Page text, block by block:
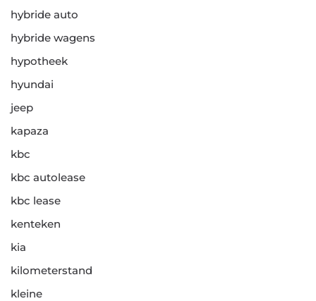
hybride auto
hybride wagens
hypotheek
hyundai
jeep
kapaza
kbc
kbc autolease
kbc lease
kenteken
kia
kilometerstand
kleine